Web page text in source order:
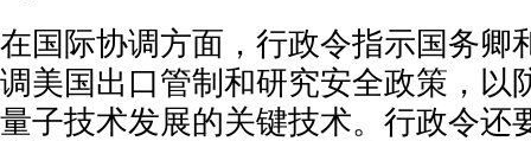
在国际协调方面，行政令指示国务卿
调美国出口管制和研究安全政策，以
量子技术发展的关键技术。行政令还